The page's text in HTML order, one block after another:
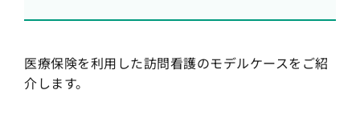
医療保険を利用した訪問看護のモデルケースをご紹
介します。